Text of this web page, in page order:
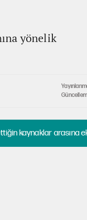
yönelik
kaynaklar arasına